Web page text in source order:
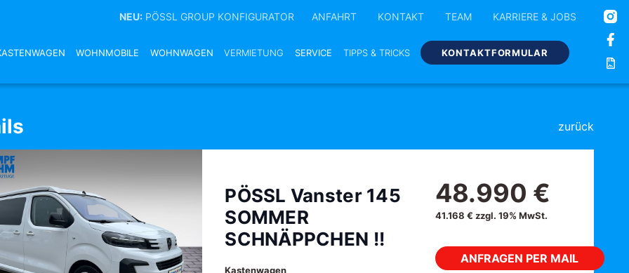
NEU: PÖSSL GROUP KONFIGURATOR ANFAHRT KONTAKT TEAM KARRIERE & JOBS
WOHNMOBILE WOHNWAGEN VERMIETUNG SERVICE TIPPS & TRICKS KONTAKTFORMULAR
zurück
PÖSSL Vanster 145
SOMMER
SCHNÄPPCHEN !!
Kastenwagen
48.990 €
41.168 € zzgl. 19% MwSt.
ANFRAGEN PER MAIL